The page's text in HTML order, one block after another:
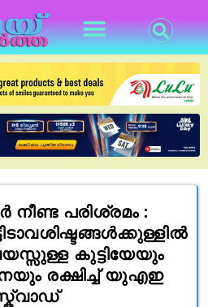
നീണ്ട പരിശ്രമം :
കുട്ടിയേയും
രക്ഷിച്ച് യുഎഇ